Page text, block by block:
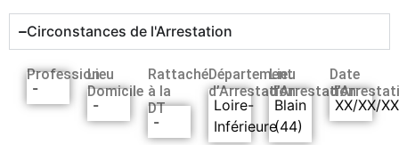
Circonstances de l'Arrestation
Profession
-
Lieu
Domicile
-
Rattaché
à la
DT
-
Département
d’Arrestation
Loire-
Inférieure
Lieu
d’Arrestation
Blain
(44)
Date
XX/XX/